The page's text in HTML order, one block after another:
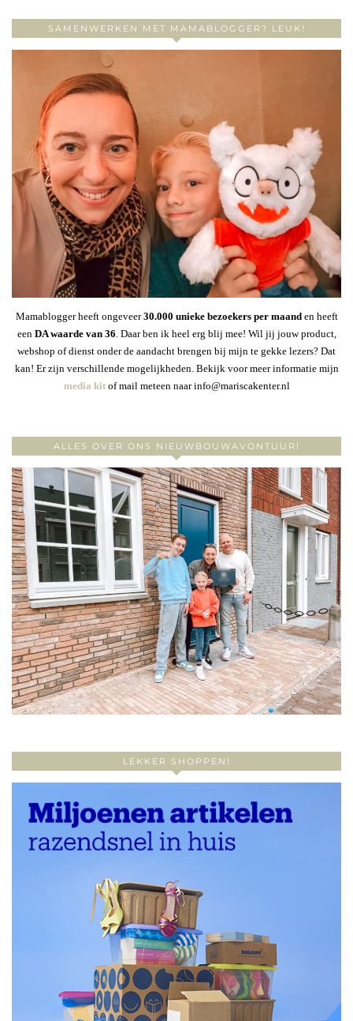
SAMENWERKEN MET MAMABLOGGER? LEUK!
Mamablogger heeft ongeveer30.000 unieke bezoekers per maanden heeft
een DA waarde van 36 . Daar ben ik heel erg blij mee! Wil jij jouw product,
webshop of dienst onder de aandacht brengen bij mijn te gekke lezers? Dat
kan! Er zijn verschillende mogelijkheden. Bekijk voor meer informatie mijn
media kitof mail meteen naar info@mariscakenter.nl
ALLES OVER ONS NIEUWBOUWAVONTUUR!
LEKKER SHOPPEN!